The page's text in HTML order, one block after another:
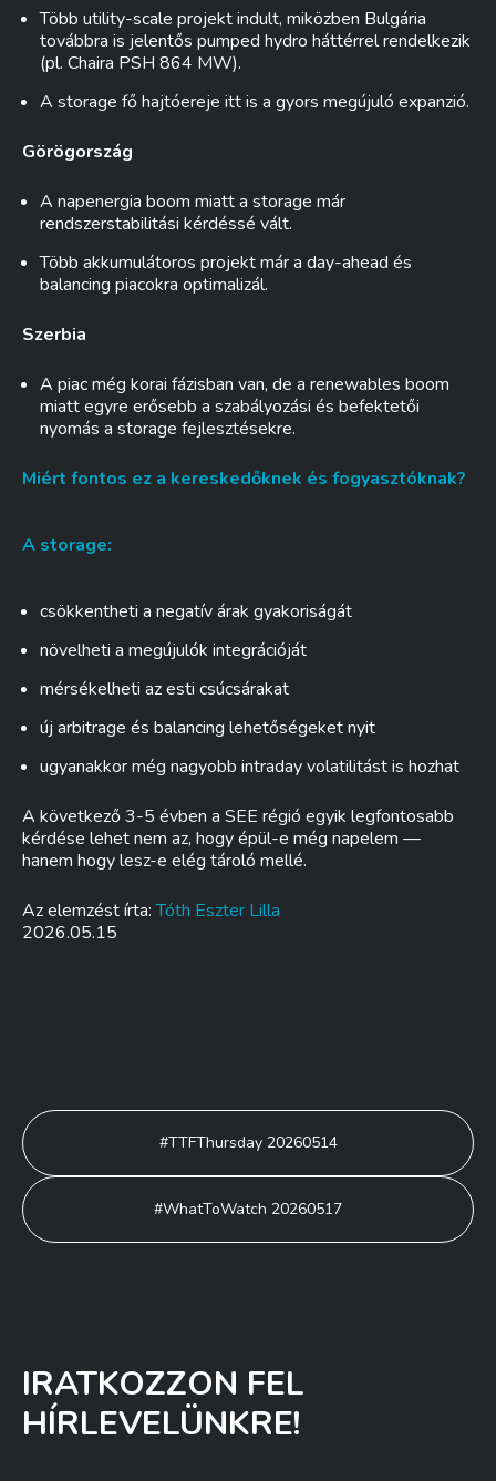
Több utility-scale projekt indult, miközben Bulgária
továbbra is jelentős pumped hydro háttérrel rendelkezik
(pl. Chaira PSH 864 MW).
A storage fő hajtóereje itt is a gyors megújuló expanzió.
Görögország
A napenergia boom miatt a storage már
rendszerstabilitási kérdéssé vált.
Több akkumulátoros projekt már a day-ahead és
balancing piacokra optimalizál.
Szerbia
A piac még korai fázisban van, de a renewables boom
miatt egyre erősebb a szabályozási és befektetői
nyomás a storage fejlesztésekre.
Miért fontos ez a kereskedőknek és fogyasztóknak?
A storage:
csökkentheti a negatív árak gyakoriságát
növelheti a megújulók integrációját
mérsékelheti az esti csúcsárakat
új arbitrage és balancing lehetőségeket nyit
ugyanakkor még nagyobb intraday volatilitást is hozhat
A következő 3-5 évben a SEE régió egyik legfontosabb
kérdése lehet nem az, hogy épül-e még napelem —
hanem hogy lesz-e elég tároló mellé.
Az elemzést írta:Tóth Eszter Lilla
2026.05.15
Bejegyzés
navigáció
#TTFThursday 20260514
#WhatToWatch 20260517
IRATKOZZON FEL
HÍRLEVELÜNKRE!